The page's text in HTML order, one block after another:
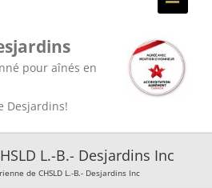
pour aînés en
Desjardins!
L.-B.- Desjardins Inc
de CHSLD L.-B.- Desjardins Inc